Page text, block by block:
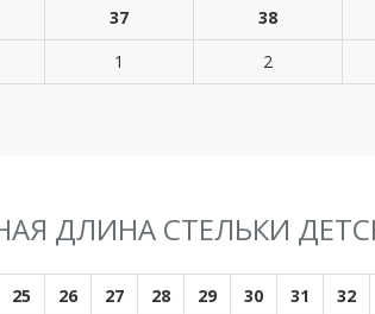
37 38
1 2
ДЛИНА СТЕЛЬКИ
25 26 27 28 29 30 31 32